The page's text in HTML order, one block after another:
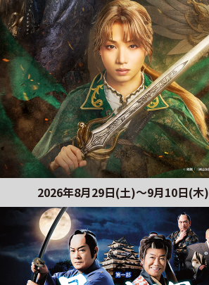
2026年8月29日(土)〜9月10日(木)